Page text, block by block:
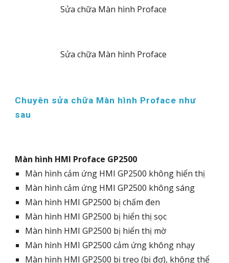
Sửa chữa Màn hình Proface
Sửa chữa Màn hình Proface
Chuyên sửa chữa Màn hình Proface như
sau
Màn hình HMI Proface GP2500
Màn hình cảm ứng HMI GP2500 không hiển thị
Màn hình cảm ứng HMI GP2500 không sáng
Màn hình HMI GP2500 bị chấm đen
Màn hình HMI GP2500 bị hiển thị sọc
Màn hình HMI GP2500 bị hiển thị mờ
Màn hình HMI GP2500 cảm ứng không nhạy
Màn hình HMI GP2500 bị treo (bị đơ), không thể